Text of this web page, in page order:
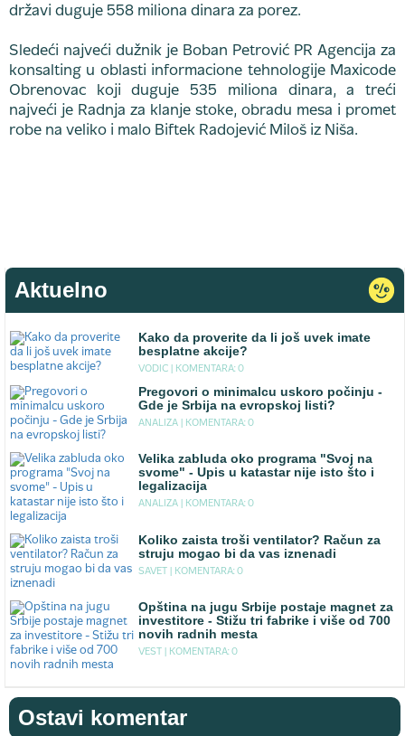
državi duguje 558 miliona dinara za porez.
Sledeći najveći dužnik je Boban Petrović PR Agencija za
konsalting u oblasti informacione tehnologije Maxicode
Obrenovac koji duguje 535 miliona dinara, a treći
najveći je Radnja za klanje stoke, obradu mesa i promet
robe na veliko i malo Biftek Radojević Miloš iz Niša.
Aktuelno
Kako da proverite da li još uvek imate
besplatne akcije?
VODIC | KOMENTARA: 0
Pregovori o minimalcu uskoro počinju -
Gde je Srbija na evropskoj listi?
ANALIZA | KOMENTARA: 0
Velika zabluda oko programa "Svoj na
svome" - Upis u katastar nije isto što i
legalizacija
ANALIZA | KOMENTARA: 0
Koliko zaista troši ventilator? Račun za
struju mogao bi da vas iznenadi
SAVET | KOMENTARA: 0
Opština na jugu Srbije postaje magnet za
investitore - Stižu tri fabrike i više od 700
novih radnih mesta
VEST | KOMENTARA: 0
Ostavi komentar